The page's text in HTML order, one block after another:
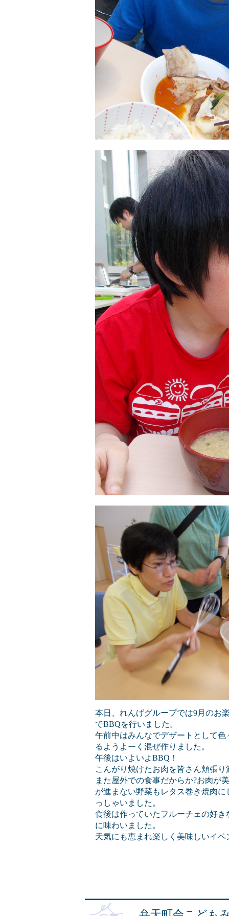
本日、れんげグループでは9月のお
でBBQを行いました。
午前中はみんなでデザートとして
るようよーく混ぜ作りました。
午後はいよいよBBQ！
こんがり焼けたお肉を皆さん頬張
また屋外での食事だからか?お肉が
が進まない野菜もレタス巻き焼肉
っしゃいました。
食後は作っていたフルーチェの好
に味わいました。
天気にも恵まれ楽しく美味しいイ